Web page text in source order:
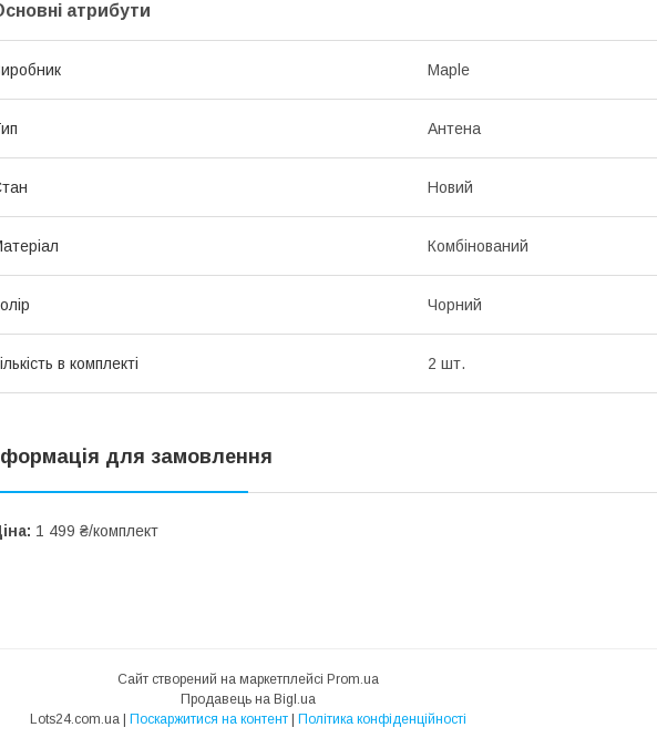
атрибути
Maple
Антена
Новий
Комбінований
Чорний
в комплекті 2 шт.
для замовлення
1 499 ₴/комплект
Сайт створений на маркетплейсі Prom.ua
Продавець на Bigl.ua
Поскаржитися на контент Політика конфіденційності